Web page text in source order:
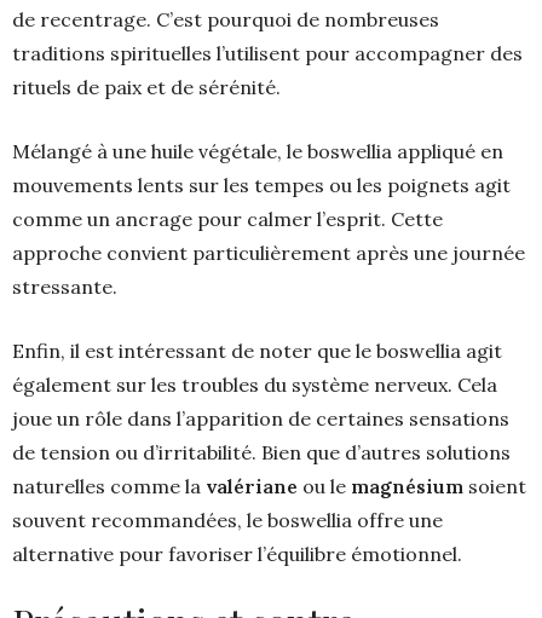
de recentrage. C’est pourquoi de nombreuses
traditions spirituelles l’utilisent pour accompagner des
rituels de paix et de sérénité.
Mélangé à une huile végétale, le boswellia appliqué en
mouvements lents sur les tempes ou les poignets agit
comme un ancrage pour calmer l’esprit. Cette
approche convient particulièrement après une journée
stressante.
Enfin, il est intéressant de noter que le boswellia agit
également sur les troubles du système nerveux. Cela
joue un rôle dans l’apparition de certaines sensations
de tension ou d’irritabilité. Bien que d’autres solutions
naturelles comme la valériane ou le magnésium soient
souvent recommandées, le boswellia offre une
alternative pour favoriser l’équilibre émotionnel.